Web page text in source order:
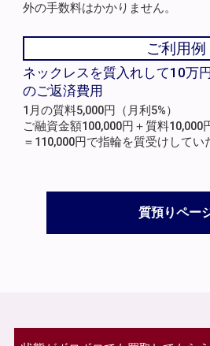
外の手数料はかかりません。
ご利用例
ネックレスを質入れして10万
のご返済費用
1月の質料5,000円（月利5%）
ご融資金額100,000円＋質料10,000
＝110,000円で指輪を質受けしてい
質預りペー